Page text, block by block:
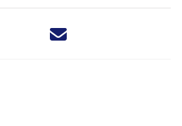
Deel dit nieuwsbericht via X -
Deel dit nieuwsbericht via
Deel dit nieuwsbericht
Deel dit